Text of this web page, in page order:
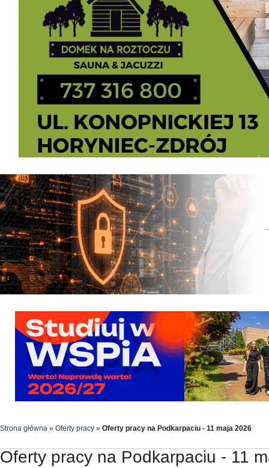
Strona główna » Oferty pracy » Oferty pracy na Podkarpaciu - 11 maja 2026
Oferty pracy na Podkarpaciu - 11